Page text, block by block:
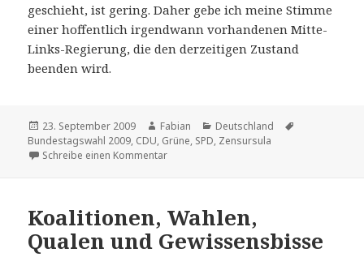
geschieht, ist gering. Daher gebe ich meine Stimme
einer hoffentlich irgendwann vorhandenen Mitte-
Links-Regierung, die den derzeitigen Zustand
beenden wird.
Veröffentlicht
am
23. September 2009 Autor
Fabian Kategorien
Deutschland
Bundestagswahl 2009, CDU, Grüne, SPD, Zensursula
Schreibe einen Kommentarzu And the winner is
Koalitionen, Wahlen,
Qualen und Gewissensbisse